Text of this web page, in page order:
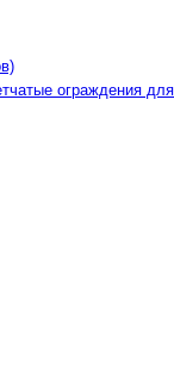
ограждения для